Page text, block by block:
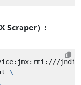
Scraper）:
jndi/